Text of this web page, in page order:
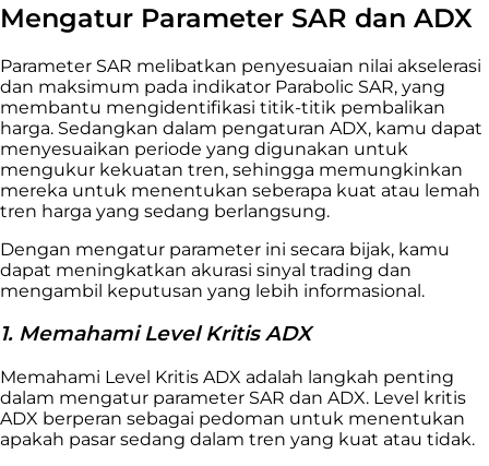
Mengatur Parameter SAR dan ADX
Parameter SAR melibatkan penyesuaian nilai akselerasi
dan maksimum pada indikator Parabolic SAR, yang
membantu mengidentifikasi titik-titik pembalikan
harga. Sedangkan dalam pengaturan ADX, kamu dapat
menyesuaikan periode yang digunakan untuk
mengukur kekuatan tren, sehingga memungkinkan
mereka untuk menentukan seberapa kuat atau lemah
tren harga yang sedang berlangsung.
Dengan mengatur parameter ini secara bijak, kamu
dapat meningkatkan akurasi sinyal trading dan
mengambil keputusan yang lebih informasional.
1. Memahami Level Kritis ADX
Memahami Level Kritis ADX adalah langkah penting
dalam mengatur parameter SAR dan ADX. Level kritis
ADX berperan sebagai pedoman untuk menentukan
apakah pasar sedang dalam tren yang kuat atau tidak.